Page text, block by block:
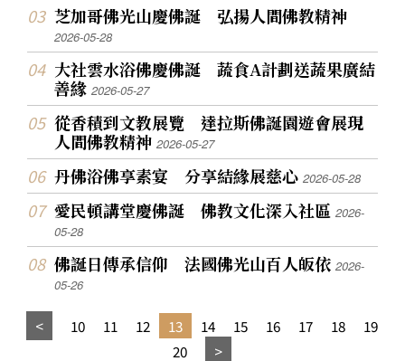
芝加哥佛光山慶佛誕 弘揚人間佛教精神
2026-05-28
大社雲水浴佛慶佛誕 蔬食A計劃送蔬果廣結
善緣2026-05-27
從香積到文教展覽 達拉斯佛誕園遊會展現
人間佛教精神2026-05-27
丹佛浴佛享素宴 分享結緣展慈心2026-05-28
愛民頓講堂慶佛誕 佛教文化深入社區2026-
05-28
佛誕日傳承信仰 法國佛光山百人皈依2026-
05-26
10 11 12 13 14 15 16 17 18
19
20